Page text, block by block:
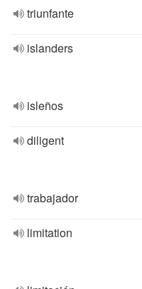
triunfante
islanders
isleños
diligent
trabajador
limitation